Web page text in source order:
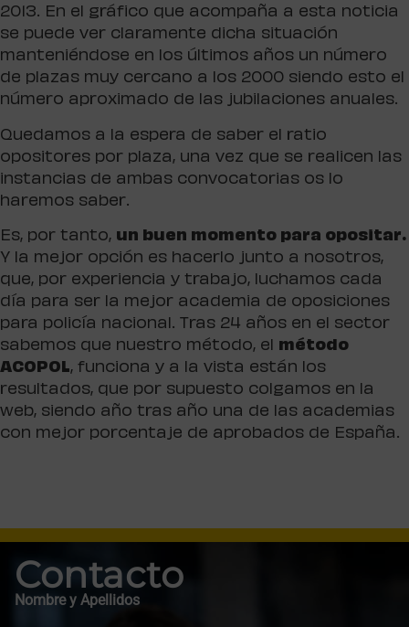
2013. En el gráfico que acompaña a esta noticia
se puede ver claramente dicha situación
manteniéndose en los últimos años un número
de plazas muy cercano a los 2000 siendo esto el
número aproximado de las jubilaciones anuales.
Quedamos a la espera de saber el ratio
opositores por plaza, una vez que se realicen las
instancias de ambas convocatorias os lo
haremos saber.
Es, por tanto, un buen momento para opositar.
Y la mejor opción es hacerlo junto a nosotros,
que, por experiencia y trabajo, luchamos cada
día para ser la mejor academia de oposiciones
para policía nacional. Tras 24 años en el sector
sabemos que nuestro método, el
método
ACOPOL, funciona y a la vista están los
resultados, que por supuesto colgamos en la
web, siendo año tras año una de las academias
con mejor porcentaje de aprobados de España.
Contacto
Nombre y Apellidos